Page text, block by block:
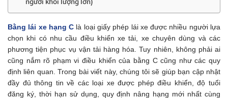
Bằng lái xe hạng C là loại giấy phép lái xe được nhiều người lựa
chọn khi có nhu cầu điều khiển xe tải, xe chuyên dùng và các
phương tiện phục vụ vận tải hàng hóa. Tuy nhiên, không phải ai
cũng nắm rõ phạm vi điều khiển của bằng C cũng như các quy
định liên quan. Trong bài viết này, chúng tôi sẽ giúp bạn cập nhật
đầy đủ thông tin về các loại xe được phép điều khiển, độ tuổi
đăng ký, thời hạn sử dụng, quy định nâng hạng mới nhất cùng